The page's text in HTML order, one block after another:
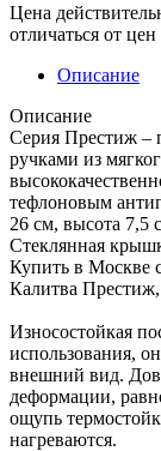
Цена
отличаться от
Описание
Описание
Серия Престиж –
ручками из
тефлоновым
26 см, высота 7,5
Стеклянная
Купить в Москве
Калитва
Износостойкая
использования,
внешний вид.
деформации,
ощупь
нагреваются.